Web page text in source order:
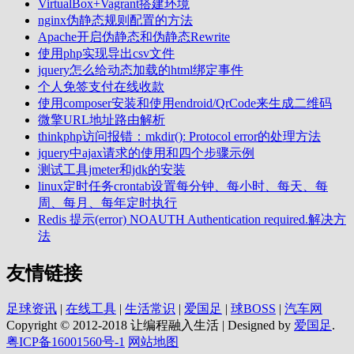
VirtualBox+Vagrant搭建环境
nginx伪静态规则配置的方法
Apache开启伪静态和伪静态Rewrite
使用php实现导出csv文件
jquery怎么给动态加载的html绑定事件
个人免签支付在线收款
使用composer安装和使用endroid/QrCode来生成二维码
微擎URL地址路由解析
thinkphp访问报错：mkdir(): Protocol error的处理方法
jquery中ajax请求的使用和四个步骤示例
测试工具jmeter和jdk的安装
linux定时任务crontab设置每分钟、每小时、每天、每
周、每月、每年定时执行
Redis 提示(error) NOAUTH Authentication required.解决方
法
友情链接
足球资讯 在线工具 生活常识 爱国足 球BOSS
汽车网
Copyright © 2012-2018 让编程融入生活 | Designed by 爱国足.
粤ICP备16001560号-1 网站地图